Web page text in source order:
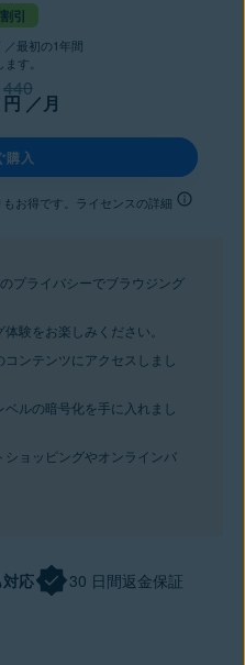
プライバシーでブラウジング
験をお楽しみください。
ンテンツにアクセスしまし
ルの暗号化を手に入れまし
ョッピングやオンラインバ
引
／最初の1年間
す。
440
円 ／月
購入
お得です。ライセンスの詳細
応 30 日間返金保証